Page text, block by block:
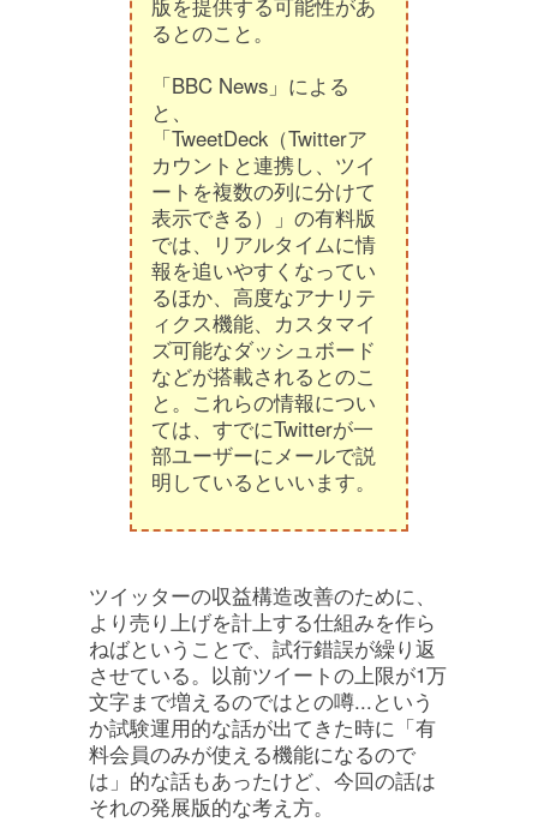
版を提供する可能性があ
るとのこと。
「BBC News」による
と、
「TweetDeck（Twitterア
カウントと連携し、ツイ
ートを複数の列に分けて
表示できる）」の有料版
では、リアルタイムに情
報を追いやすくなってい
るほか、高度なアナリテ
ィクス機能、カスタマイ
ズ可能なダッシュボード
などが搭載されるとのこ
と。これらの情報につい
ては、すでにTwitterが一
部ユーザーにメールで説
明しているといいます。
ツイッターの収益構造改善のために、
より売り上げを計上する仕組みを作ら
ねばということで、試行錯誤が繰り返
させている。以前ツイートの上限が1万
文字まで増えるのではとの噂...という
か試験運用的な話が出てきた時に「有
料会員のみが使える機能になるので
は」的な話もあったけど、今回の話は
それの発展版的な考え方。